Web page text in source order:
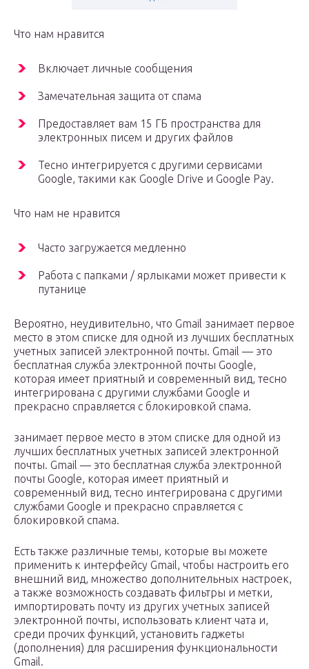
Что нам нравится
Включает личные сообщения
Замечательная защита от спама
Предоставляет вам 15 ГБ пространства для
электронных писем и других файлов
Тесно интегрируется с другими сервисами
Google, такими как Google Drive и Google Pay.
Что нам не нравится
Часто загружается медленно
Работа с папками / ярлыками может привести к
путанице
Вероятно, неудивительно, что Gmail занимает первое
место в этом списке для одной из лучших бесплатных
учетных записей электронной почты. Gmail — это
бесплатная служба электронной почты Google,
которая имеет приятный и современный вид, тесно
интегрирована с другими службами Google и
прекрасно справляется с блокировкой спама.
занимает первое место в этом списке для одной из
лучших бесплатных учетных записей электронной
почты. Gmail — это бесплатная служба электронной
почты Google, которая имеет приятный и
современный вид, тесно интегрирована с другими
службами Google и прекрасно справляется с
блокировкой спама.
Есть также различные темы, которые вы можете
применить к интерфейсу Gmail, чтобы настроить его
внешний вид, множество дополнительных настроек,
а также возможность создавать фильтры и метки,
импортировать почту из других учетных записей
электронной почты, использовать клиент чата и,
среди прочих функций, установить гаджеты
(дополнения) для расширения функциональности
Gmail.